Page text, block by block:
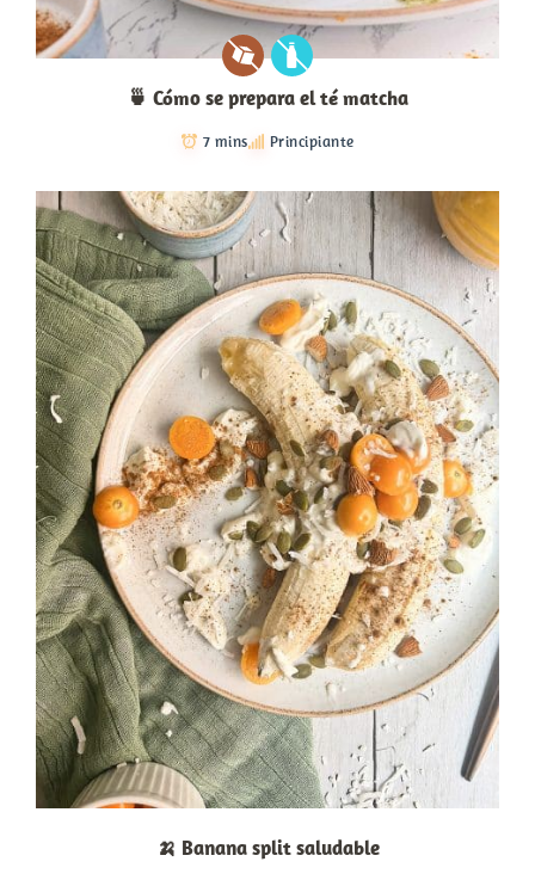
🍵 Cómo se prepara el té matcha
7 mins Principiante
🍌 Banana split saludable